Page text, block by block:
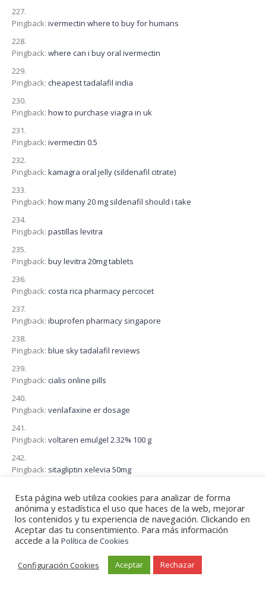
Pingback: ivermectin where to buy for humans
Pingback: where can i buy oral ivermectin
Pingback: cheapest tadalafil india
Pingback: how to purchase viagra in uk
Pingback: ivermectin 0.5
Pingback: kamagra oral jelly (sildenafil citrate)
Pingback: how many 20 mg sildenafil should i take
Pingback: pastillas levitra
Pingback: buy levitra 20mg tablets
Pingback: costa rica pharmacy percocet
Pingback: ibuprofen pharmacy singapore
Pingback: blue sky tadalafil reviews
Pingback: cialis online pills
Pingback: venlafaxine er dosage
Pingback: voltaren emulgel 2.32% 100 g
Pingback: sitagliptin xelevia 50mg
Pingback:oral spironolactone for hair loss
Pingback: itchy synthroid
stromectol generic name
Esta página web utiliza cookies para analizar de forma
anónima y estadística el uso que haces de la web, mejorar
los contenidos y tu experiencia de navegación. Clickando en
Aceptar das tu consentimiento. Para más información
accede a la Política de Cookies
Configuración Cookies Aceptar Rechazar